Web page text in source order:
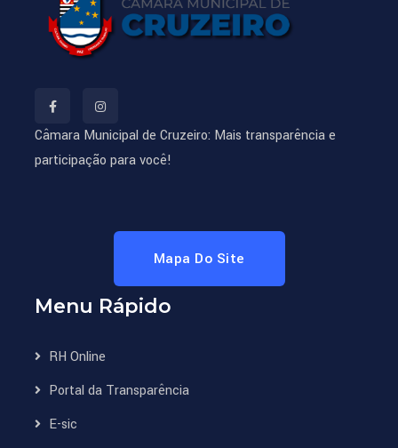
Câmara Municipal de Cruzeiro: Mais transparência e
participação para você!
Mapa Do Site
Menu Rápido
RH Online
Portal da Transparência
E-sic